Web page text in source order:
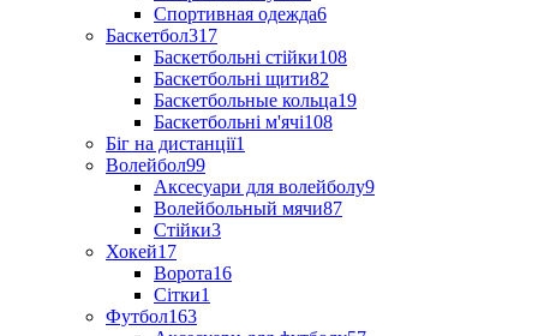
Спортивная одежда6
Баскетбол317
Баскетбольні стійки108
Баскетбольні щити82
Баскетбольные кольца19
Баскетбольні м'ячі108
Біг на дистанції1
Волейбол99
Аксесуари для волейболу9
Волейбольный мячи87
Стійки3
Хокей17
Ворота16
Сітки1
Футбол163